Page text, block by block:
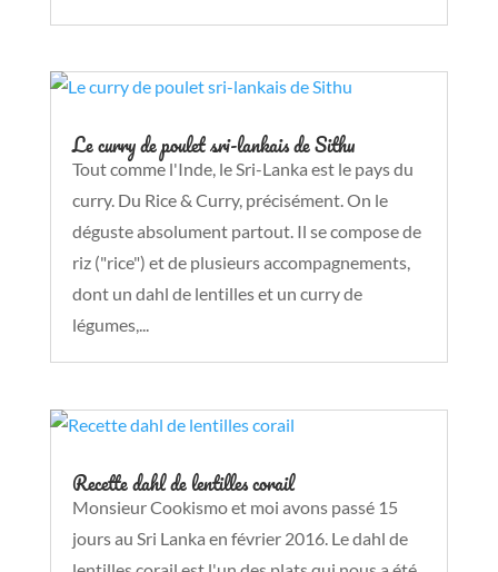
Le curry de poulet sri-lankais de Sithu
Tout comme l'Inde, le Sri-Lanka est le pays du
curry. Du Rice & Curry, précisément. On le
déguste absolument partout. Il se compose de
riz ("rice") et de plusieurs accompagnements,
dont un dahl de lentilles et un curry de
légumes,...
Recette dahl de lentilles corail
Monsieur Cookismo et moi avons passé 15
jours au Sri Lanka en février 2016. Le dahl de